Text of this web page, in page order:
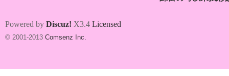
Powered by Discuz! X3.4 Licensed
© 2001-2013 Comsenz Inc.